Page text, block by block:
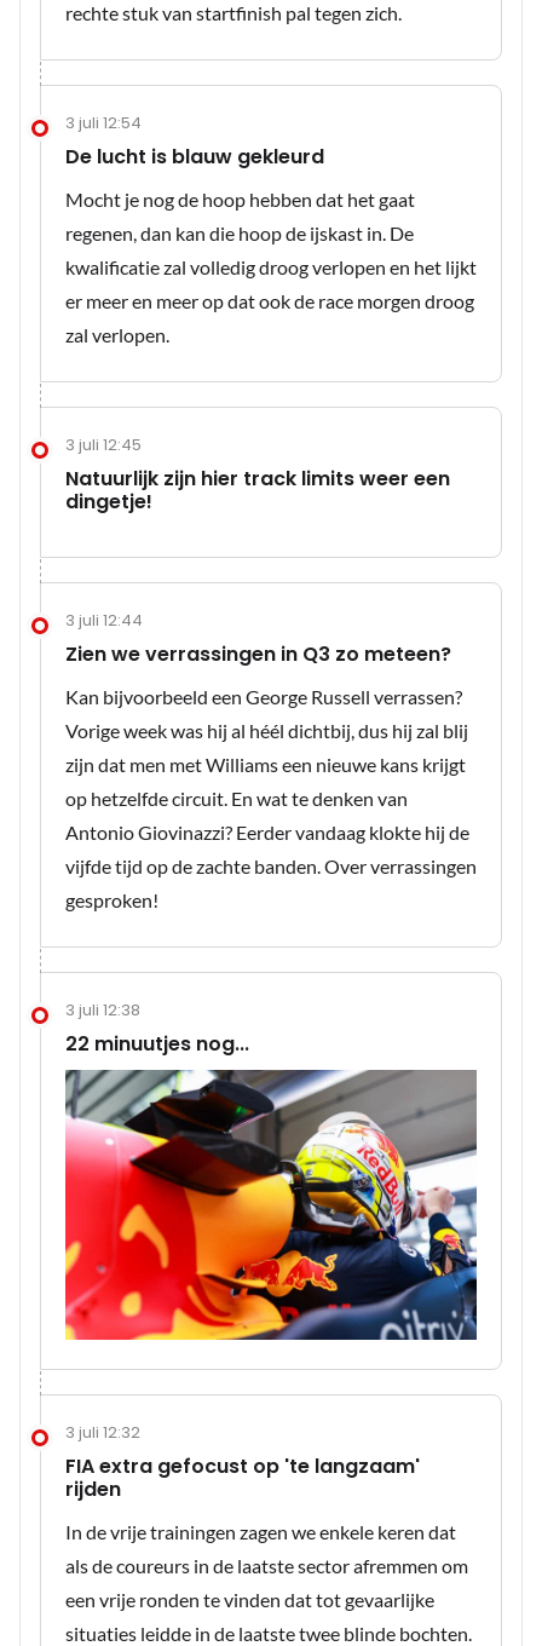
rechte stuk van startfinish pal tegen zich.
3 juli 12:54
De lucht is blauw gekleurd
Mocht je nog de hoop hebben dat het gaat
regenen, dan kan die hoop de ijskast in. De
kwalificatie zal volledig droog verlopen en het lijkt
er meer en meer op dat ook de race morgen droog
zal verlopen.
3 juli 12:45
Natuurlijk zijn hier track limits weer een
dingetje!
3 juli 12:44
Zien we verrassingen in Q3 zo meteen?
Kan bijvoorbeeld een George Russell verrassen?
Vorige week was hij al héél dichtbij, dus hij zal blij
zijn dat men met Williams een nieuwe kans krijgt
op hetzelfde circuit. En wat te denken van
Antonio Giovinazzi? Eerder vandaag klokte hij de
vijfde tijd op de zachte banden. Over verrassingen
gesproken!
3 juli 12:38
22 minuutjes nog...
3 juli 12:32
FIA extra gefocust op 'te langzaam'
rijden
In de vrije trainingen zagen we enkele keren dat
als de coureurs in de laatste sector afremmen om
een vrije ronden te vinden dat tot gevaarlijke
situaties leidde in de laatste twee blinde bochten.